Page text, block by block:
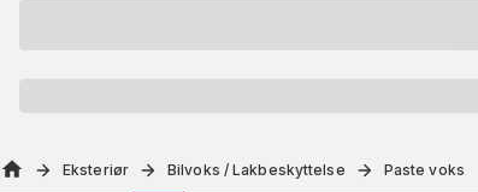
Eksteriør Bilvoks / Lakbeskyttelse Paste voks